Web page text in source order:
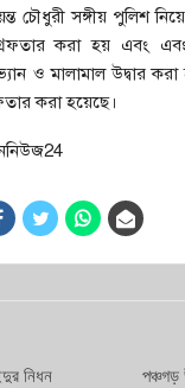
সঙ্গীয় পুলিশ নিয়ে
করা হয় এবং এবং
ও মালামাল উদ্বার
করা হয়েছে।
নিধন
পঞ্চগড়